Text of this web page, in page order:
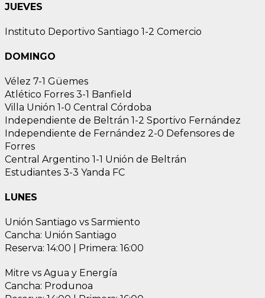
JUEVES
Instituto Deportivo Santiago 1-2 Comercio
DOMINGO
Vélez 7-1 Güemes
Atlético Forres 3-1 Banfield
Villa Unión 1-0 Central Córdoba
Independiente de Beltrán 1-2 Sportivo Fernández
Independiente de Fernández 2-0 Defensores de
Forres
Central Argentino 1-1 Unión de Beltrán
Estudiantes 3-3 Yanda FC
LUNES
Unión Santiago vs Sarmiento
Cancha: Unión Santiago
Reserva: 14:00 | Primera: 16:00
Mitre vs Agua y Energía
Cancha: Produnoa